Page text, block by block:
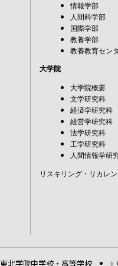
情報学部
人間科学部
国際学部
教養学部
教養教育セン
大学院
大学院概要
文学研究科
経済学研究科
経営学研究科
法学研究科
工学研究科
人間情報学研
リスキリング・リカレ
東北学院中学校・高等学校